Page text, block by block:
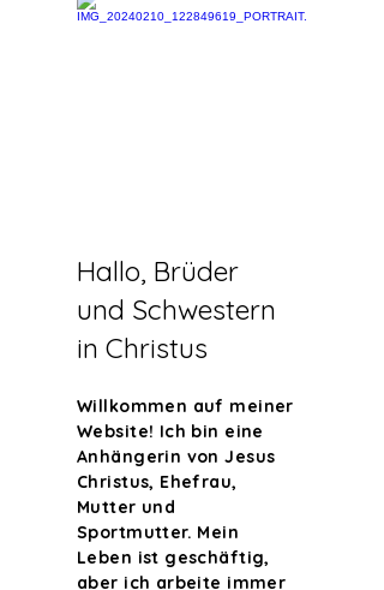
Hallo, Brüder
und Schwestern
in Christus
Willkommen auf meiner
Website! Ich bin eine
Anhängerin von Jesus
Christus, Ehefrau,
Mutter und
Sportmutter. Mein
Leben ist geschäftig,
aber ich arbeite immer